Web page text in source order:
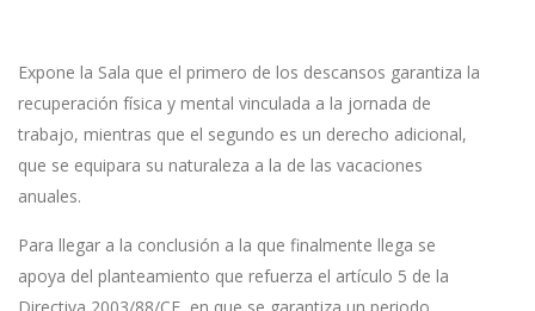
Expone la Sala que el primero de los descansos garantiza la
recuperación física y mental vinculada a la jornada de
trabajo, mientras que el segundo es un derecho adicional,
que se equipara su naturaleza a la de las vacaciones
anuales.
Para llegar a la conclusión a la que finalmente llega se
apoya del planteamiento que refuerza el artículo 5 de la